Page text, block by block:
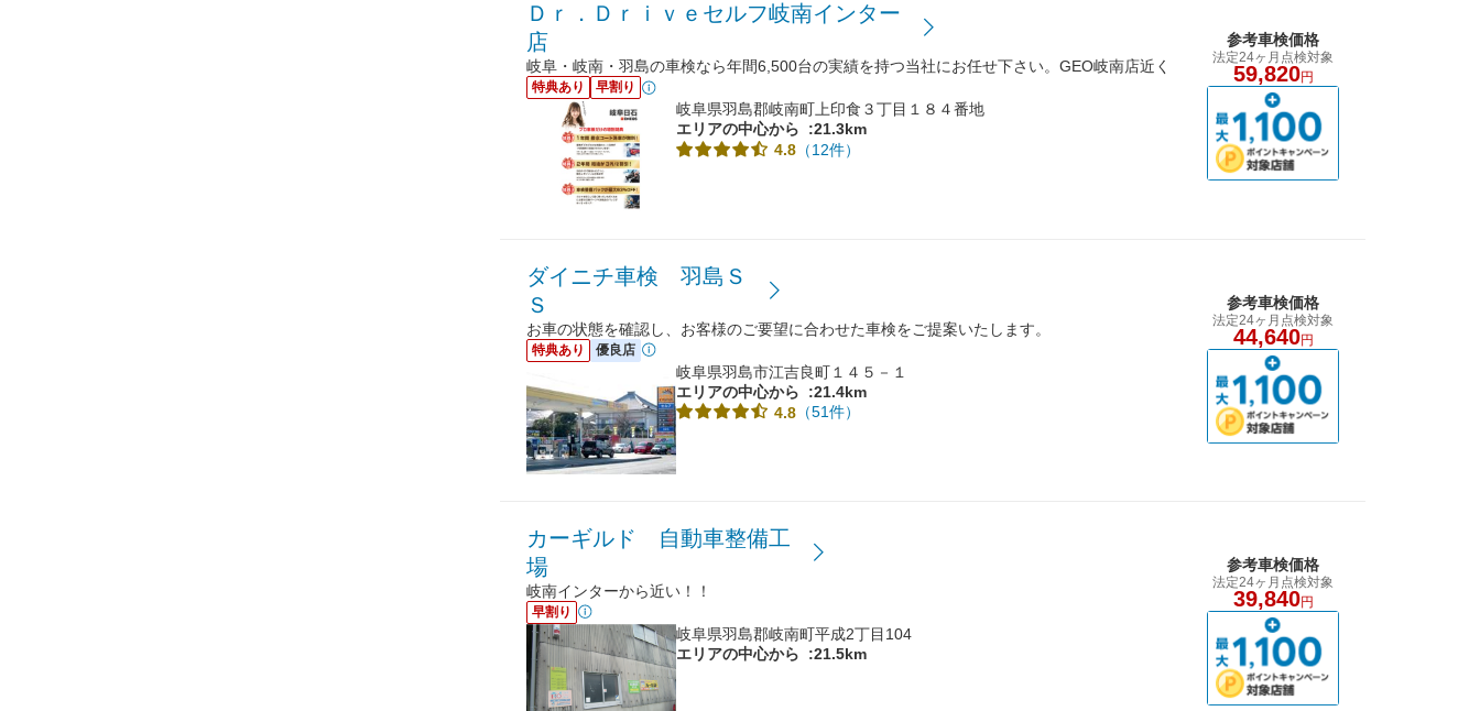
Ｄｒ．Ｄｒｉｖｅセルフ岐南インター
店
岐阜・岐南・羽島の車検なら年間6,500台の実績を持つ当社にお任せ下さい。GEO岐南店近く
特典あり 早割り
岐阜県羽島郡岐南町上印食３丁目１８４番地
エリアの中心から
:21.3km
4.8 （12件）
参考車検価格
法定24ヶ月点検対象
59,820円
ダイニチ車検 羽島Ｓ
Ｓ
お車の状態を確認し、お客様のご要望に合わせた車検をご提案いたします。
特典あり 優良店
岐阜県羽島市江吉良町１４５－１
エリアの中心から
:21.4km
4.8 （51件）
参考車検価格
法定24ヶ月点検対象
44,640円
カーギルド 自動車整備工
場
岐南インターから近い！！
早割り
岐阜県羽島郡岐南町平成2丁目104
エリアの中心から
:21.5km
参考車検価格
法定24ヶ月点検対象
39,840円